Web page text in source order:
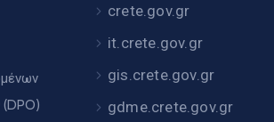
crete.gov.gr
it.crete.gov.gr
gis.crete.gov.gr
gdme.crete.gov.gr